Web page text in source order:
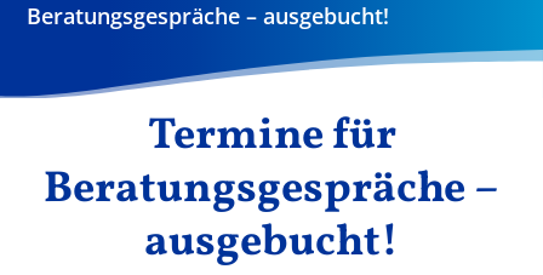
Ergebnisse
Beratungsgespräche – ausgebucht!
Termine für
Beratungsgespräche –
ausgebucht!